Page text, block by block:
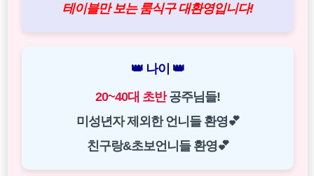
테이블만 보는 룸식구 대환영입니다!
👑 나이 👑
20~40대 초반공주님들!
미성년자 제외한 언니들 환영💕
친구랑&초보언니들 환영💕